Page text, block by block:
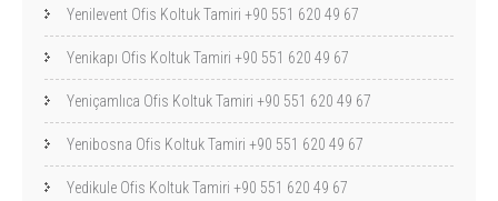
Yenilevent Ofis Koltuk Tamiri +90 551 620 49 67
Yenikapı Ofis Koltuk Tamiri +90 551 620 49 67
Yeniçamlıca Ofis Koltuk Tamiri +90 551 620 49 67
Yenibosna Ofis Koltuk Tamiri +90 551 620 49 67
Yedikule Ofis Koltuk Tamiri +90 551 620 49 67